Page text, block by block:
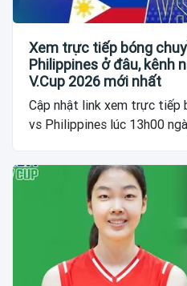
Xem trực tiếp bóng
Philippines ở đâu, kênh
V.Cup 2026 mới nhất
Cập nhật link xem trực tiếp
vs Philippines lúc 13h00